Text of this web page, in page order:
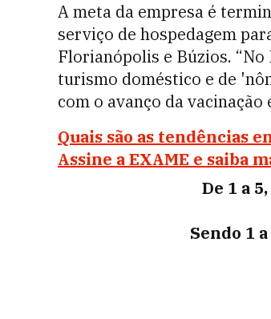
A meta da empresa é
serviço de hospedagem
Florianópolis e Búzios.
turismo doméstico e de
com o avanço da
Quais são as tendências
Assine a EXAME e saiba
De 1 a
Sendo 1